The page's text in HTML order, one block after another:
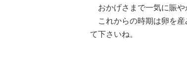
おかげさまで一気に賑や
これからの時期は卵を産
て下さいね。